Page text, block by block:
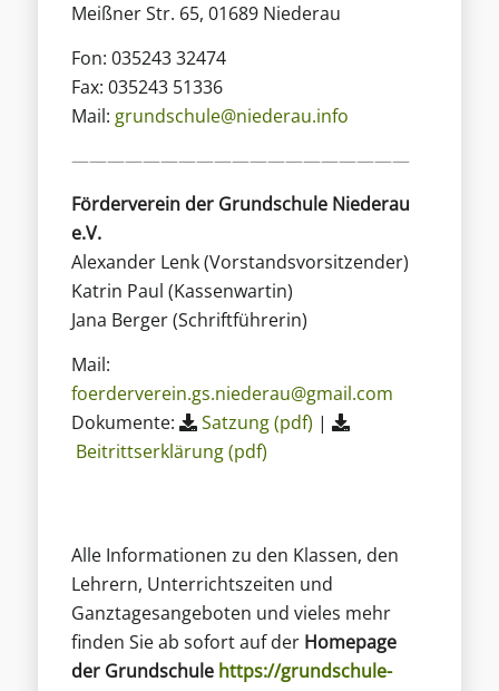
Meißner Str. 65, 01689 Niederau
Fon: 035243 32474
Fax: 035243 51336
Mail: grundschule@niederau.info
———————————————————
Förderverein der Grundschule Niederau
e.V.
Alexander Lenk (Vorstandsvorsitzender)
Katrin Paul (Kassenwartin)
Jana Berger (Schriftführerin)
Mail:
foerderverein.gs.niederau@gmail.com
Dokumente:
Satzung (pdf) |
Beitrittserklärung (pdf)
Alle Informationen zu den Klassen, den
Lehrern, Unterrichtszeiten und
Ganztagesangeboten und vieles mehr
finden Sie ab sofort auf der Homepage
der Grundschule https://grundschule-